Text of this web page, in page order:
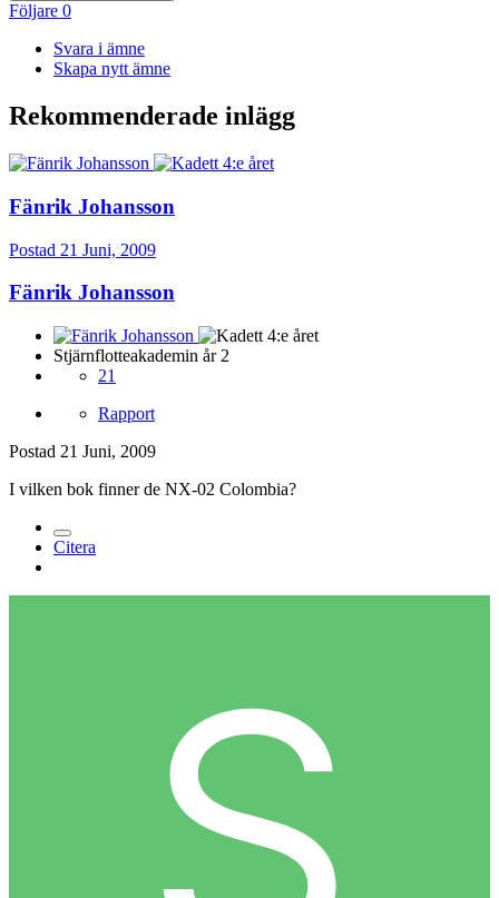
Följare 0
Svara i ämne
Skapa nytt ämne
Rekommenderade inlägg
Fänrik Johansson
Postad 21 Juni, 2009
Fänrik Johansson
Stjärnflotteakademin år 2
21
Rapport
Postad 21 Juni, 2009
I vilken bok finner de NX-02 Colombia?
Citera